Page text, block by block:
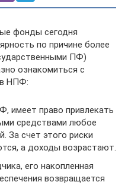
фонды сегодня
по причине более
ПФ)
ознакомиться с
НПФ:
имеет право привлекать
средствами любое
За счет этого риски
а доходы возрастают.
его накопленная
возвращается